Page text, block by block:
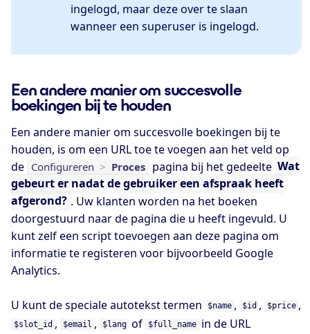
ingelogd, maar deze over te slaan
wanneer een superuser is ingelogd.
Een andere manier om succesvolle
boekingen bij te houden
Een andere manier om succesvolle boekingen bij te
houden, is om een URL toe te voegen aan het veld op
de Configureren > Proces pagina bij het gedeelte Wat
gebeurt er nadat de gebruiker een afspraak heeft
afgerond? . Uw klanten worden na het boeken
doorgestuurd naar de pagina die u heeft ingevuld. U
kunt zelf een script toevoegen aan deze pagina om
informatie te registeren voor bijvoorbeeld Google
Analytics.
U kunt de speciale autotekst termen $name , $id , $price ,
$slot_id , $email , $lang of $full_name
in de URL